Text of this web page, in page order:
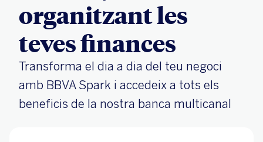
organitzant les
teves finances
Transforma el dia a dia del teu negoci
amb BBVA Spark i accedeix a tots els
beneficis de la nostra banca multicanal